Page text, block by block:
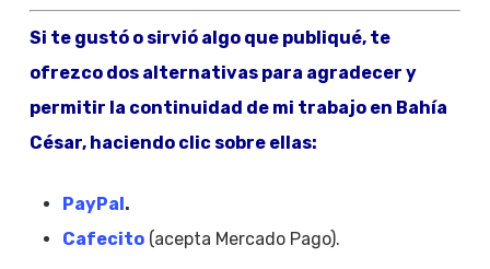
Si te gustó o sirvió algo que publiqué, te
ofrezco dos alternativas para agradecer y
permitir la continuidad de mi trabajo en Bahía
César, haciendo clic sobre ellas:
PayPal.
Cafecito(acepta Mercado Pago).